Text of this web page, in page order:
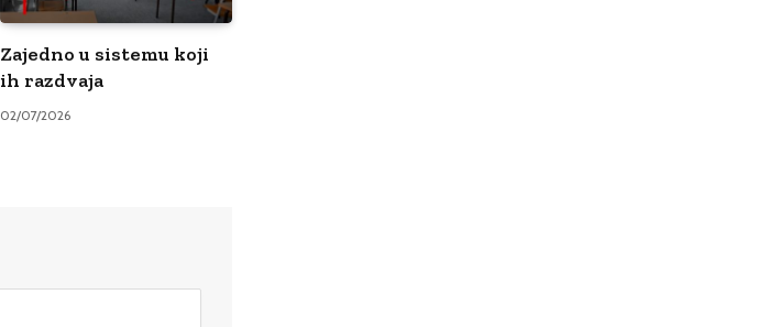
Zajedno u sistemu koji
ih razdvaja
02/07/2026